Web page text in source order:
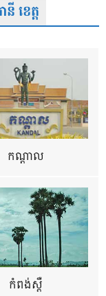
ខេត្ត
កណ្តាល
កំពង់ស្ពឺ